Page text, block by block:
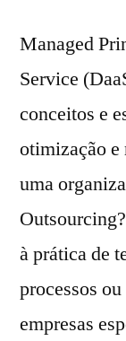
Managed
Service
conceitos e
otimização e
uma
à prática de
processos
empresas